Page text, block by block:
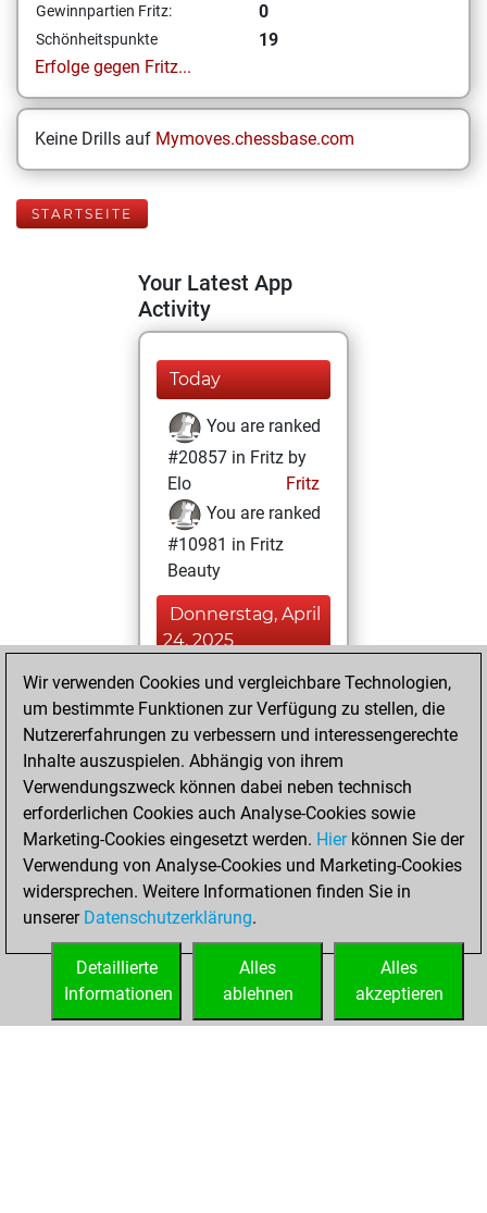
Gewinnpartien Fritz: 0
Schönheitspunkte
19
Erfolge gegen Fritz...
Keine Drills auf Mymoves.chessbase.com
STARTSEITE
Your Latest App
Activity
Today
You are ranked
#20857 in Fritz by
Elo
Fritz
You are ranked
#10981 in Fritz
Beauty
Donnerstag, April
24, 2025
You achieved a
BeautyScore of 19
Fritz
achieved a new Elo
of 1553
Sonntag, April 20,
2025
You created
your Fritz account
Wir verwenden Cookies und vergleichbare Technologien,
um bestimmte Funktionen zur Verfügung zu stellen, die
Nutzererfahrungen zu verbessern und interessengerechte
Inhalte auszuspielen. Abhängig von ihrem
Verwendungszweck können dabei neben technisch
erforderlichen Cookies auch Analyse-Cookies sowie
Marketing-Cookies eingesetzt werden. Hierkönnen Sie der
Verwendung von Analyse-Cookies und Marketing-Cookies
widersprechen. Weitere Informationen finden Sie in
unserer Datenschutzerklärung.
Alles
akzeptieren
Alles
ablehnen
Detaillierte
Informationen